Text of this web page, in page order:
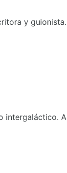
y guionista.
intergaláctico.